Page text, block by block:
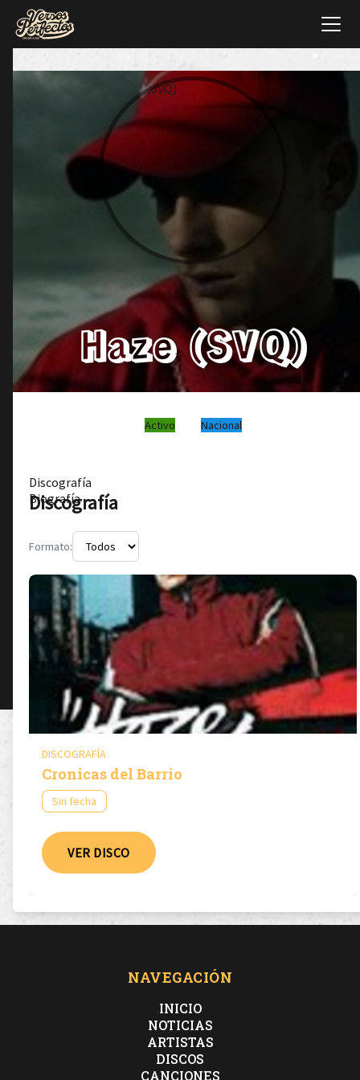
Haze (SVQ)
Activo Nacional
Discografía
Biografía
Discografía
Formato:
DISCOGRAFÍA
Cronicas del Barrio
Sin fecha
VER DISCO
NAVEGACIÓN
INICIO
NOTICIAS
ARTISTAS
DISCOS
CANCIONES